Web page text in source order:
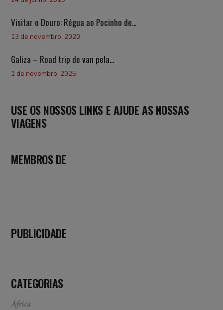
Visitar o Douro: Régua ao Pocinho de...
13 de novembro, 2020
Galiza – Road trip de van pela...
1 de novembro, 2025
USE OS NOSSOS LINKS E AJUDE AS NOSSAS
VIAGENS
MEMBROS DE
PUBLICIDADE
CATEGORIAS
África